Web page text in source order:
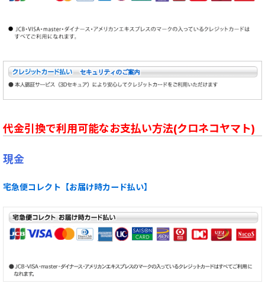
代金引換で利用可能なお支払い方法(クロネコヤマト)
現金
宅急便コレクト【お届け時カード払い】